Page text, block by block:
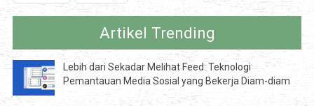
Artikel Trending
Lebih dari Sekadar Melihat Feed: Teknologi
Pemantauan Media Sosial yang Bekerja Diam-diam